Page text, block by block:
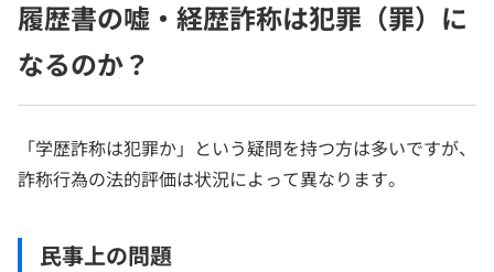
履歴書の嘘・経歴詐称は犯罪（罪）に
なるのか？
「学歴詐称は犯罪か」という疑問を持つ方は多いですが、
詐称行為の法的評価は状況によって異なります。
民事上の問題